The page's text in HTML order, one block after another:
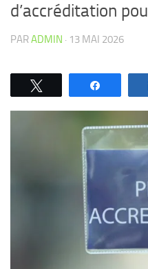
d’accréditation
PARADMIN · 13 MAI 2026